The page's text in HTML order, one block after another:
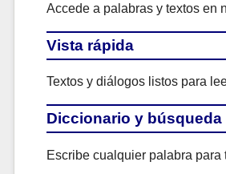
Accede a palabras y textos en
Vista rápida
Textos y diálogos listos para
Diccionario y búsqueda
Escribe cualquier palabra